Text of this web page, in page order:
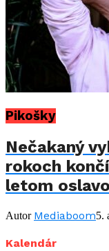
Pikošky
Nečakaný
rokoch
letom
Autor Mediaboom5.
Kalendár